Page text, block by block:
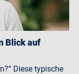
Blick auf
Diese typische